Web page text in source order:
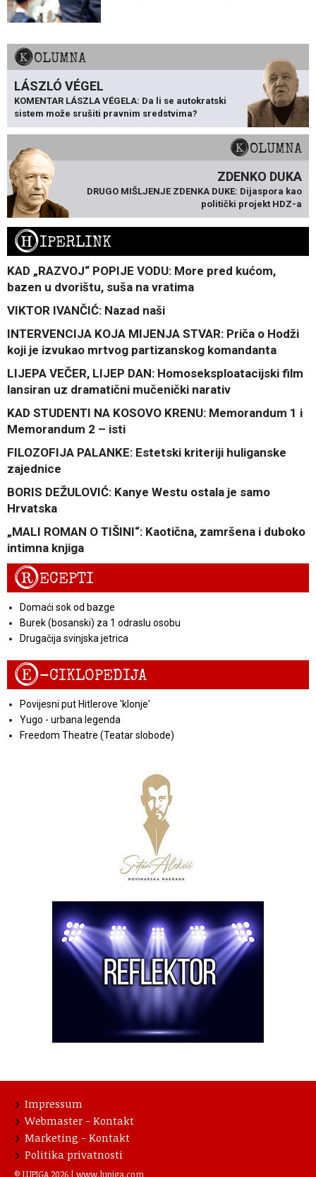
KOLUMNA
LÁSZLÓ VÉGEL
KOMENTAR LÁSZLA VÉGELA: Da li se autokratski
sistem može srušiti pravnim sredstvima?
KOLUMNA
ZDENKO DUKA
DRUGO MIŠLJENJE ZDENKA DUKE: Dijaspora kao
politički projekt HDZ-a
HIPERLINK
KAD „RAZVOJ“ POPIJE VODU: More pred kućom,
bazen u dvorištu, suša na vratima
VIKTOR IVANČIĆ: Nazad naši
INTERVENCIJA KOJA MIJENJA STVAR: Priča o Hodži
koji je izvukao mrtvog partizanskog komandanta
LIJEPA VEČER, LIJEP DAN: Homoseksploatacijski film
lansiran uz dramatični mučenički narativ
KAD STUDENTI NA KOSOVO KRENU: Memorandum 1 i
Memorandum 2 – isti
FILOZOFIJA PALANKE: Estetski kriteriji huliganske
zajednice
BORIS DEŽULOVIĆ: Kanye Westu ostala je samo
Hrvatska
„MALI ROMAN O TIŠINI“: Kaotična, zamršena i duboko
intimna knjiga
RECEPTI
Domaći sok od bazge
Burek (bosanski) za 1 odraslu osobu
Drugačija svinjska jetrica
E-CIKLOPEDIJA
Povijesni put Hitlerove 'klonje'
Yugo - urbana legenda
Freedom Theatre (Teatar slobode)
Impressum
Webmaster - Kontakt
Marketing - Kontakt
Politika privatnosti
© LUPIGA 2026 | www.lupiga.com